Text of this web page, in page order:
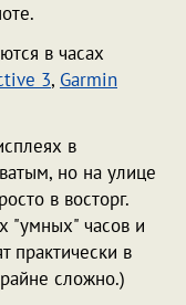
в часах
3, Garmin
в
но на улице
в восторг.
"умных" часов и
практически в
сложно.)